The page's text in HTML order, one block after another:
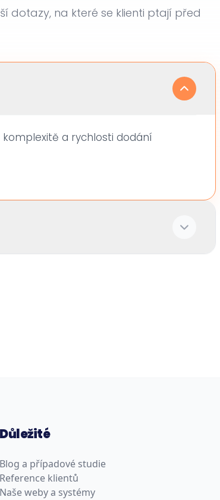
dotazy, na které se klienti ptají před
komplexitě a rychlosti dodání
Důležité
Blog a případové studie
Reference klientů
Naše weby a systémy